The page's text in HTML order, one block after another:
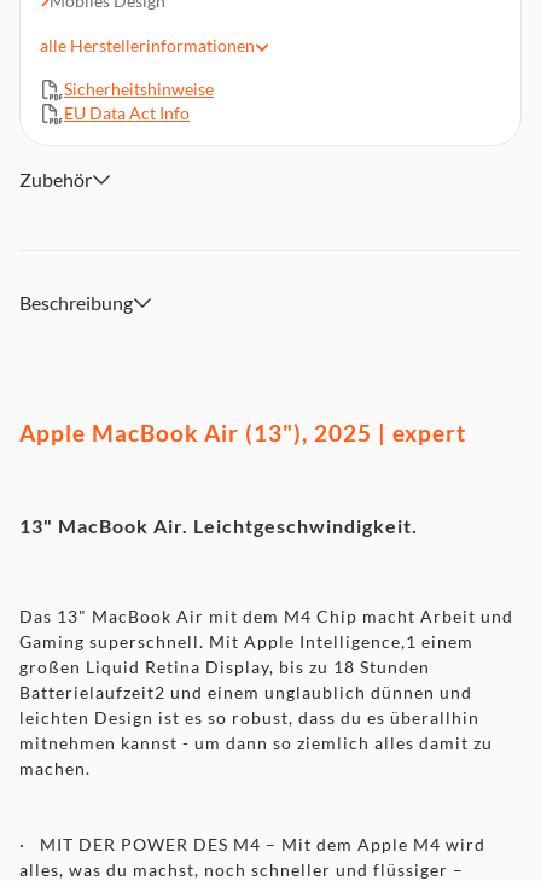
Du liebst dein iPhone? Du wirst den Mac lieben
Besser aussehen. Besser klingen
Verbinde alles
alle Herstellerinformationen
Sicherheitshinweise
EU Data Act Info
Zubehör
Beschreibung
Apple MacBook Air (13"), 2025 | expert
13" MacBook Air. Leichtgeschwindigkeit.
Das 13" MacBook Air mit dem M4 Chip macht Arbeit und
Gaming superschnell. Mit Apple Intelligence,1 einem
großen Liquid Retina Display, bis zu 18 Stunden
Batterielaufzeit2 und einem unglaublich dünnen und
leichten Design ist es so robust, dass du es überallhin
mitnehmen kannst - um dann so ziemlich alles damit zu
machen.
· MIT DER POWER DES M4 – Mit dem Apple M4 wird
alles, was du machst, noch schneller und flüssiger –